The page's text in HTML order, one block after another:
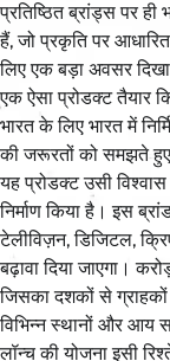
प्रतिष्ठित ब्रांड्स पर
हैं, जो प्रकृति पर
लिए एक बड़ा अवसर
एक ऐसा प्रोडक्ट तैयार
भारत के लिए भारत में
की जरूरतों को समझते हुए
यह प्रोडक्ट उसी
निर्माण किया है। इस
टेलीविज़न, डिजिटल,
बढ़ावा दिया जाएगा।
जिसका दशकों से
विभिन्न स्थानों और आय
लॉन्च की योजना इसी